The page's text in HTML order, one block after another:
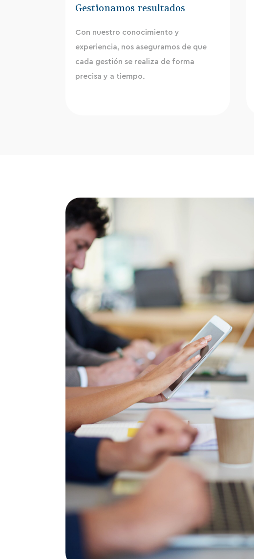
Gestionamos resultados
Con nuestro conocimiento y
experiencia, nos aseguramos de que
cada gestión se realiza de forma
precisa y a tiempo.